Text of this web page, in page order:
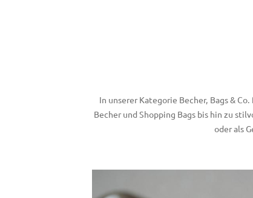
In unserer Kategorie Becher, Bags &
Becher und Shopping Bags bis hin zu
oder als